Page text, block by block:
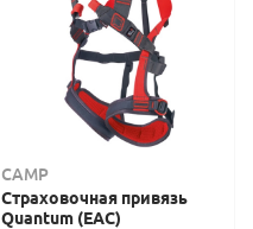
CAMP
Страховочная привязь
Quantum (ЕАС)